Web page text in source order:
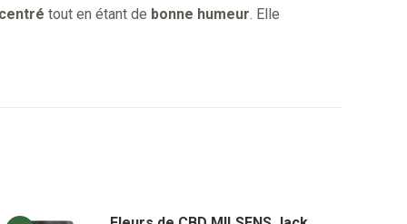
tout en étant de bonne humeur. Elle